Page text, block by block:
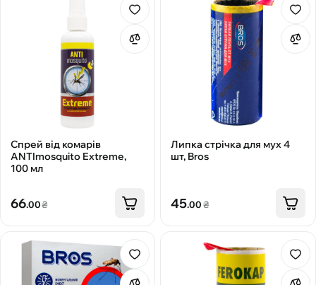
Спрей від комарів
ANTImosquito Extreme,
100 мл
66.00₴
Липка стрічка для мух 4
шт, Bros
45.00₴